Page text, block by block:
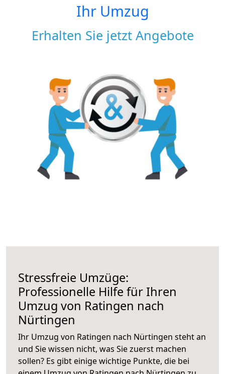
Ihr Umzug
Erhalten Sie jetzt Angebote
Stressfreie Umzüge:
Professionelle Hilfe für Ihren
Umzug von Ratingen nach
Nürtingen
Ihr Umzug von Ratingen nach Nürtingen steht an
und Sie wissen nicht, was Sie zuerst machen
sollen? Es gibt einige wichtige Punkte, die bei